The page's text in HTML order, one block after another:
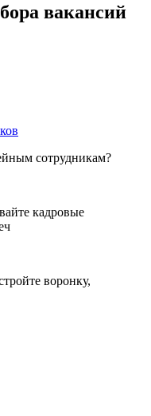
вакансий
сотрудникам?
кадровые
воронку,